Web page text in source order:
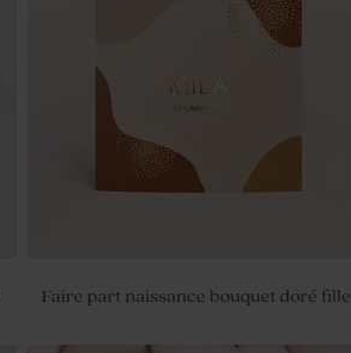
Faire part naissance bouquet doré fille